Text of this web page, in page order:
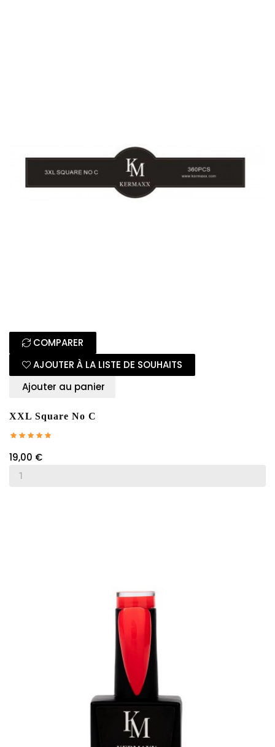
COMPARER
AJOUTER À LA LISTE DE SOUHAITS
Ajouter au panier
XXL Square No C
19,00 €